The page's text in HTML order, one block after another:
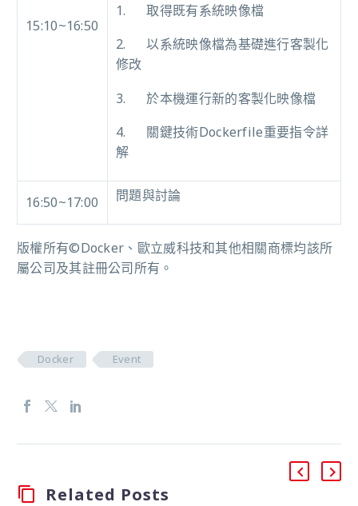
15:10~16:50
1.取得既有系統映像檔
2.以系統映像檔為基礎進行客製化
修改
3.於本機運行新的客製化映像檔
4. 關鍵技術Dockerfile重要指令詳
解
16:50~17:00 問題與討論
版權所有©Docker 、歐立威科技和其他相關商標均該所
屬公司及其註冊公司所有。
Docker Event
Related Posts